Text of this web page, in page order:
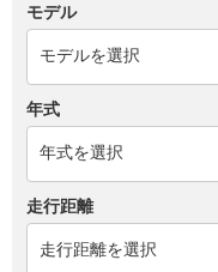
モデル
年式
走行距離